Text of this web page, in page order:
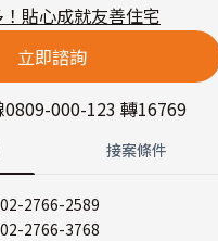
貼心成就友善住宅
立即諮詢
0809-000-123 轉16769
接案條件
02-2766-2589
02-2766-3768